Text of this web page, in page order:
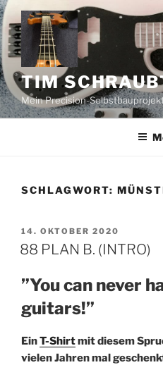
Zum
Inhalt
springen
TIM
Mein Precision-
SCHLAGWORT:
VERÖFFENTLICHT
AM
14. OKTOBER 2020
88 PLAN B. (INTRO)
”You can never
guitars!”
EinT-Shirtmit diesem
vielen Jahren mal